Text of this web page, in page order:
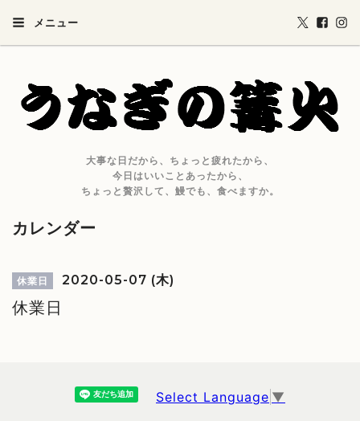
メニュー
大事な日だから、ちょっと疲れたから、
今日はいいことあったから、
ちょっと贅沢して、鰻でも、食べますか。
カレンダー
休業日 2020-05-07 (木)
休業日
Select Language ▼